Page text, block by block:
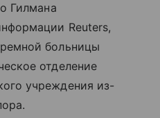
Гилмана
Reuters,
больницы
отделение
учреждения из-